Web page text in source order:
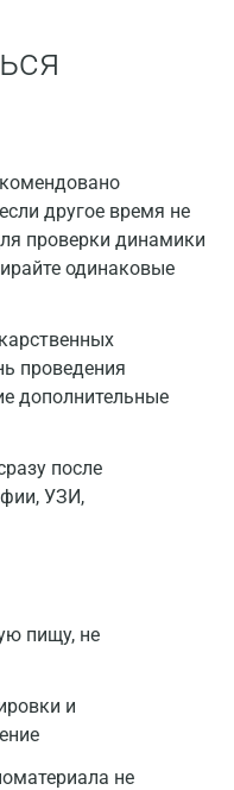
другое время не
проверки динамики
одинаковые
проведения
дополнительные
после
УЗИ,
пищу, не
и
не